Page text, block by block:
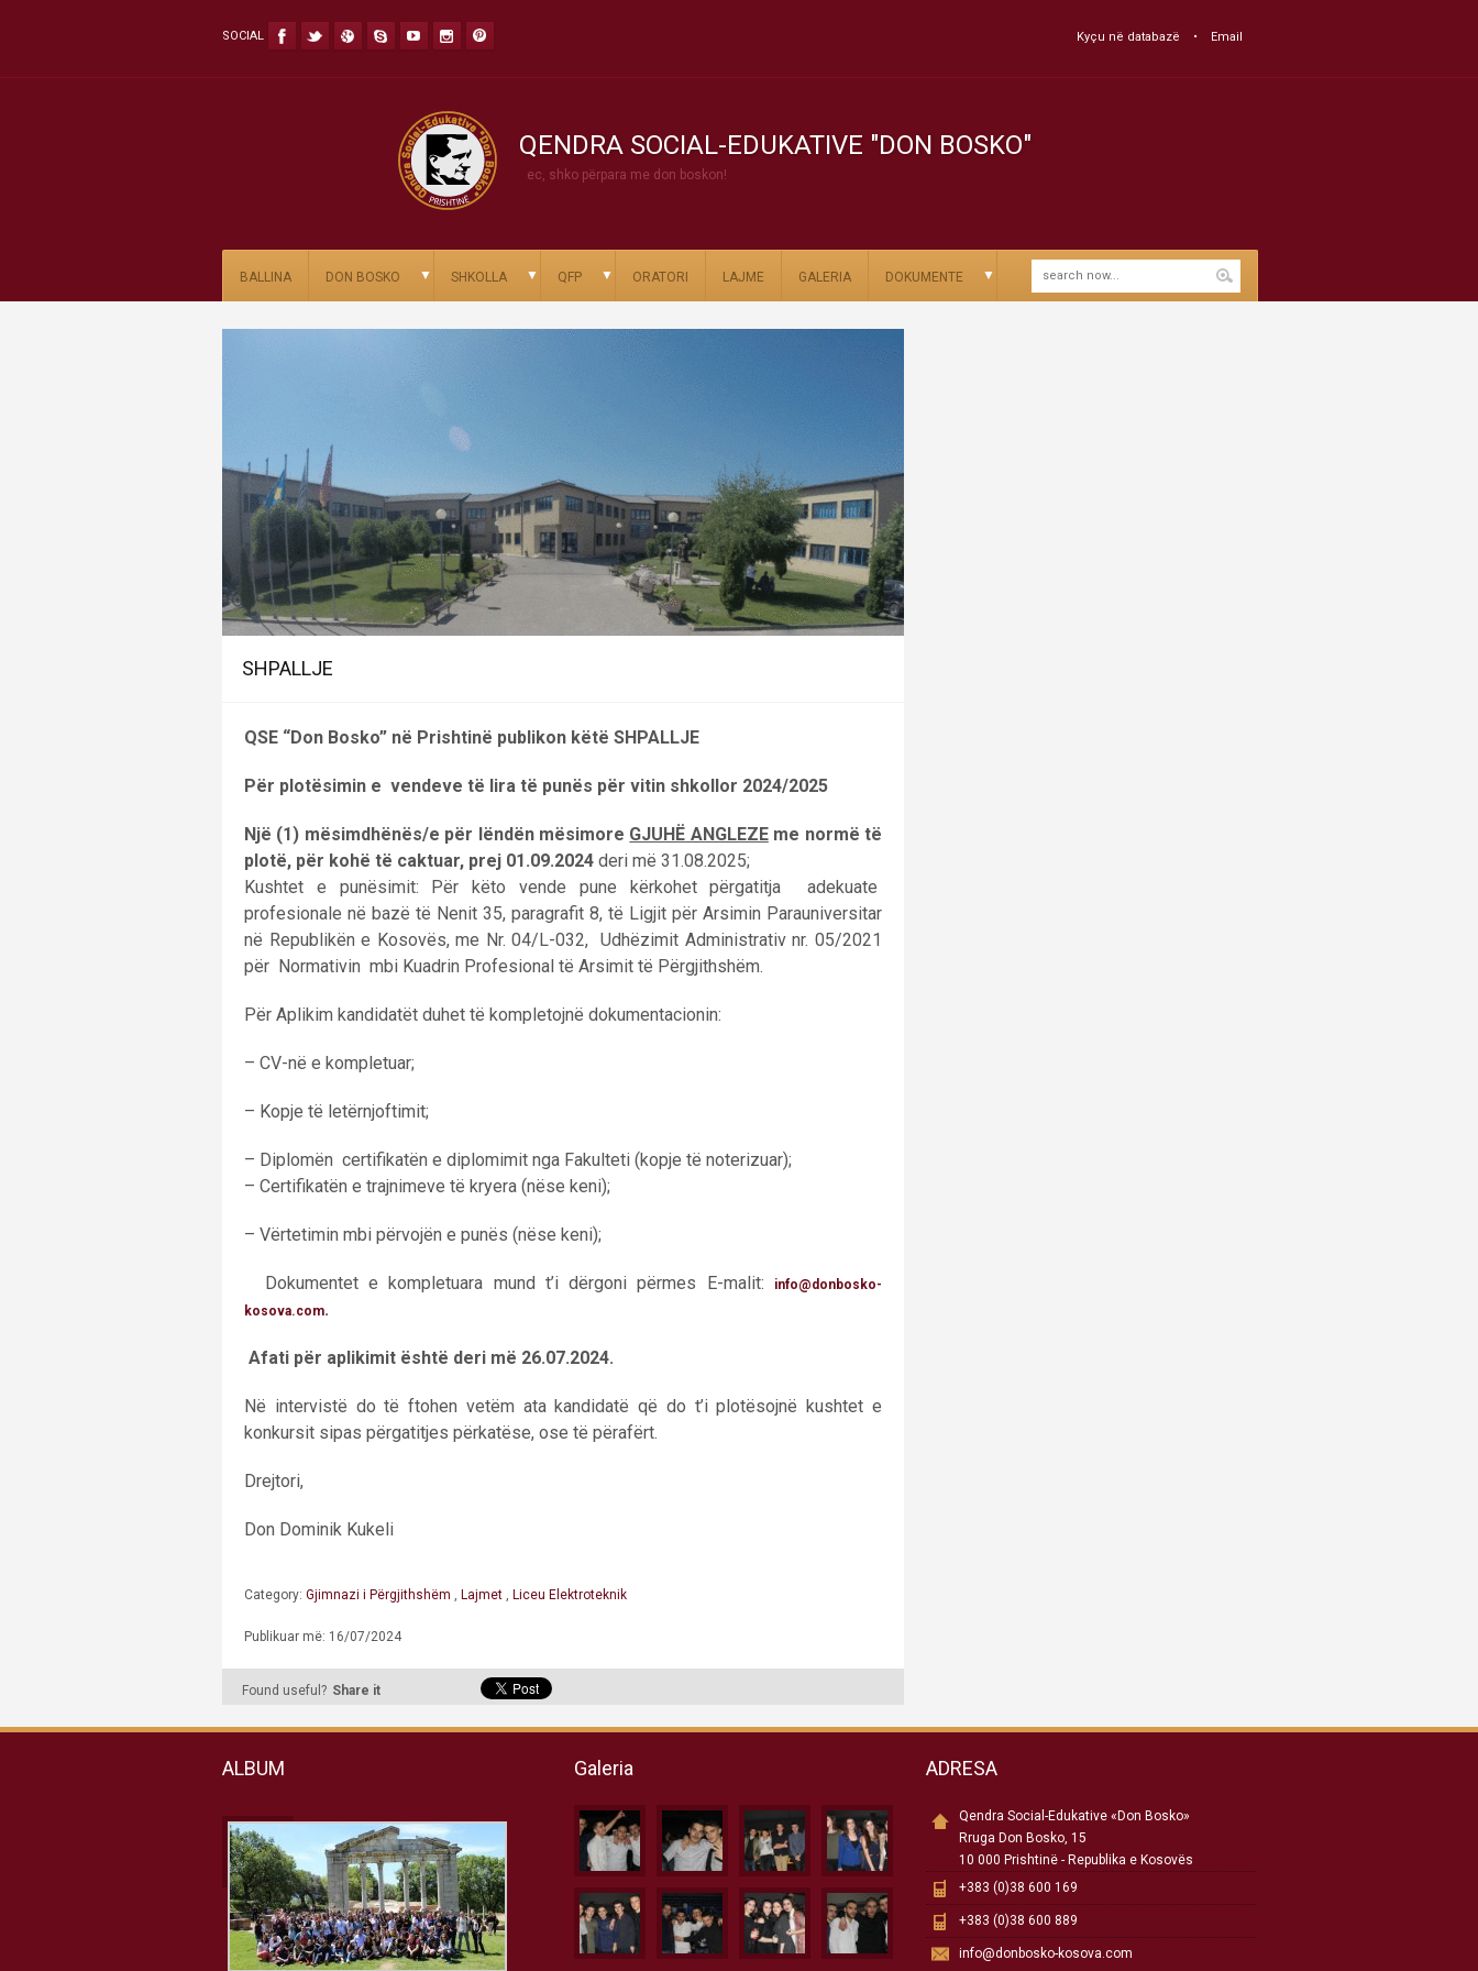
SOCIAL Kyçu në databazë Email
QENDRA SOCIAL-EDUKATIVE "DON BOSKO"
ec, shko përpara me don boskon!
BALLINA DON BOSKO ▼ SHKOLLA ▼ QFP ▼ ORATORI LAJME GALERIA DOKUMENTE ▼
SHPALLJE
QSE “Don Bosko” në Prishtinë publikon këtë SHPALLJE
Për plotësimin e vendeve të lira të punës për vitin shkollor 2024/2025
Një (1) mësimdhënës/e për lëndën mësimore GJUHË ANGLEZEme normë të
plotë, për kohë të caktuar, prej 01.09.2024 deri më 31.08.2025;
Kushtet e punësimit: Për këto vende pune kërkohet përgatitja adekuate
profesionale në bazë të Nenit 35, paragrafit 8, të Ligjit për Arsimin Parauniversitar
në Republikën e Kosovës, me Nr. 04/L-032, Udhëzimit Administrativ nr. 05/2021
për Normativin mbi Kuadrin Profesional të Arsimit të Përgjithshëm.
Për Aplikim kandidatët duhet të kompletojnë dokumentacionin:
– CV-në e kompletuar;
– Kopje të letërnjoftimit;
– Diplomën certifikatën e diplomimit nga Fakulteti (kopje të noterizuar);
– Certifikatën e trajnimeve të kryera (nëse keni);
– Vërtetimin mbi përvojën e punës (nëse keni);
Dokumentet e kompletuara mund t’i dërgoni përmes E-malit:
info@donbosko-
kosova.com.
Afati për aplikimit është deri më 26.07.2024.
Në intervistë do të ftohen vetëm ata kandidatë që do t’i plotësojnë kushtet e
konkursit sipas përgatitjes përkatëse, ose të përafërt.
Drejtori,
Don Dominik Kukeli
Category: Gjimnazi i Përgjithshëm , Lajmet , Liceu Elektroteknik
Publikuar më: 16/07/2024
Found useful? Share it
ALBUM Galeria ADRESA
Qendra Social-Edukative «Don Bosko»
Rruga Don Bosko, 15
10 000 Prishtinë - Republika e Kosovës
+383 (0)38 600 169
+383 (0)38 600 889
info@donbosko-kosova.com